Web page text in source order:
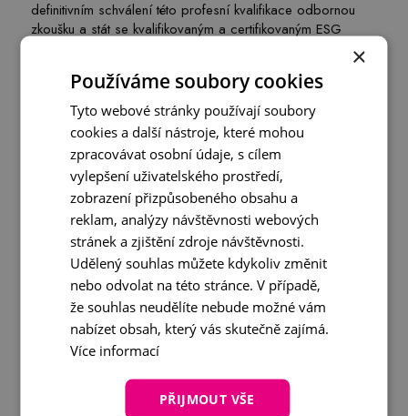
definitivním schválení této profesní kvalifikace odbornou
zkoušku a stát se kvalifikovaným a certifikovaným ESG
Pro koho je program vhodný
Získané znalosti ocení nejen účastníci na pozicích
manažera či specialisty udržitelnosti, tedy ti, kdo ji již
vykonávají či vykonávat budou. Klíčové znalosti získají i
členové vedení firem, součástí jejichž přímé odpovědnosti
se agenda udržitelnosti a ESG stává a kteří budou
potřebovat znalost této tématiky pro svá budoucí
strategická rozhodování a řízení rizik. Dále pak vedoucí
pracovníci všech oddělení napříč firmou, pro jejichž práci
se orientace v ESG problematice postupně stává
nezbytnou podmínkou.
Co si absolventi programu odnesou:
Pochopí kontext a jaké nové tlaky na firmy s sebou
×
Používáme soubory cookies
Tyto webové stránky používají soubory
cookies a další nástroje, které mohou
zpracovávat osobní údaje, s cílem
vylepšení uživatelského prostředí,
zobrazení přizpůsobeného obsahu a
reklam, analýzy návštěvnosti webových
stránek a zjištění zdroje návštěvnosti.
Udělený souhlas můžete kdykoliv změnit
nebo odvolat na této stránce. V případě,
že souhlas neudělíte nebude možné vám
nabízet obsah, který vás skutečně zajímá.
Více informací
PŘIJMOUT VŠE